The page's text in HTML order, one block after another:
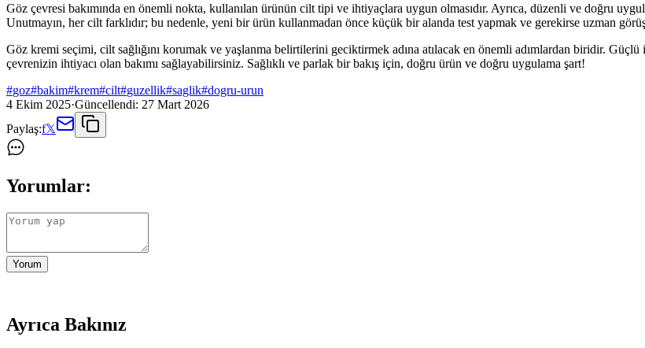
Göz çevresi bakımında en önemli nokta, kullanılan ürünün cilt tipi ve ihtiyaçlara uygun olmasıdır. Ayrıca, düzenli ve doğru
Unutmayın, her cilt farklıdır; bu nedenle, yeni bir ürün kullanmadan önce küçük bir alanda test yapmak ve gerekirse uzman
Göz kremi seçimi, cilt sağlığını korumak ve yaşlanma belirtilerini geciktirmek adına atılacak en önemli adımlardan biridir.
çevrenizin ihtiyacı olan bakımı sağlayabilirsiniz. Sağlıklı ve parlak bir bakış için, doğru ürün ve doğru uygulama şart!
#goz#bakim#krem#cilt#guzellik#saglik#dogru-urun
4 Ekim 2025·Güncellendi: 27 Mart 2026
Paylaş:f𝕏
Yorumlar:
Yorum
Ayrıca Bakınız